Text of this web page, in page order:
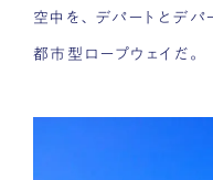
空中を、デパートとデ
都市型ロープウェイだ。